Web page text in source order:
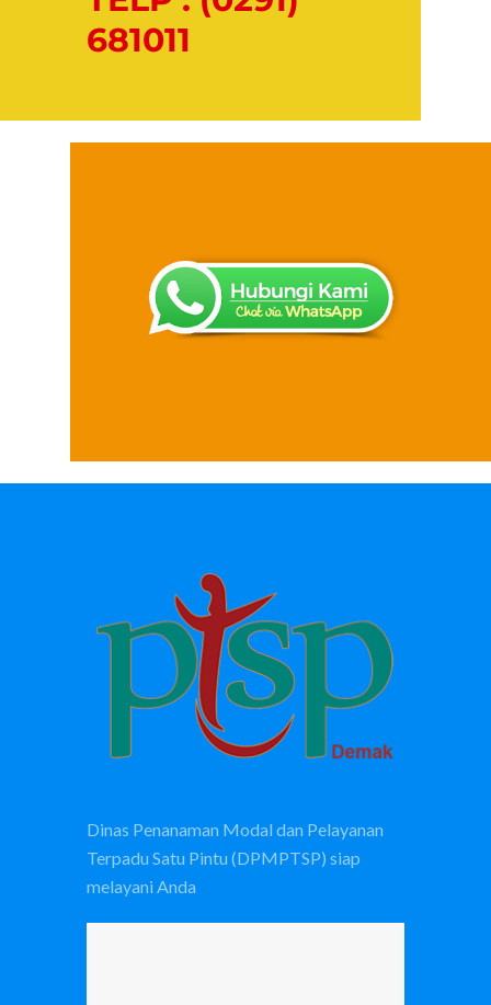
681011
Dinas Penanaman Modal dan Pelayanan
Terpadu Satu Pintu (DPMPTSP) siap
melayani Anda